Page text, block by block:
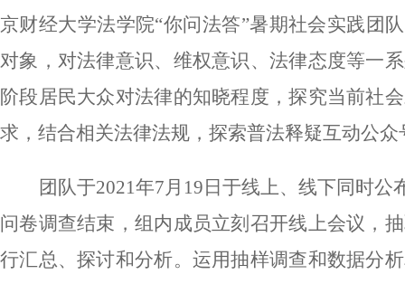
京财经大学法学院“你问法答”暑期社会实践团队
对象，对法律意识、维权意识、法律态度等一
阶段居民大众对法律的知晓程度，探究当前社
求，结合相关法律法规，探索普法释疑互动公
团队于2021年7月19日于线上、线下同时
问卷调查结束，组内成员立刻召开线上会议，
行汇总、探讨和分析。运用抽样调查和数据分